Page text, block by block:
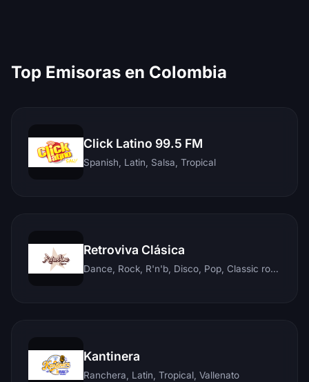
Top Emisoras en Colombia
Click Latino 99.5 FM
Spanish, Latin, Salsa, Tropical
Retroviva Clásica
Dance, Rock, R'n'b, Disco, Pop, Classic rock, Techno, Reggae
Kantinera
Ranchera, Latin, Tropical, Vallenato